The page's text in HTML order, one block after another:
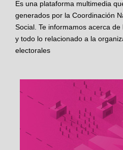
Es una plataforma multimedia
generados por la Coordinación
Social. Te informamos acerca
y todo lo relacionado a la
electorales